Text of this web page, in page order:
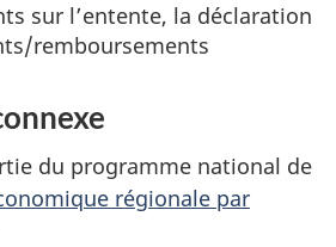
sur l’entente, la déclaration
remboursements
du programme national de
régionale par